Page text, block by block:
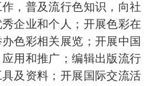
，普及流行色知识，向社
企业和个人；开展色彩在
色彩相关展览；开展中国
用和推广；编辑出版流行
及资料；开展国际交流活